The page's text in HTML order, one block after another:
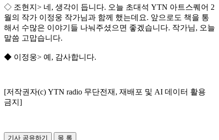
◇ 조현지> 네, 생각이 듭니다. 오늘 초대석 YTN 아트스퀘어 2
월의 작가 이정웅 작가님과 함께 했는데요. 앞으로도 책을 통
해서 수많은 이야기들 나눠주셨으면 좋겠습니다. 작가님, 오늘
말씀 고맙습니다.
◆ 이정웅> 예, 감사합니다.
[저작권자(c) YTN radio 무단전재, 재배포 및 AI 데이터 활용
금지]
기사 공유하기 목 록